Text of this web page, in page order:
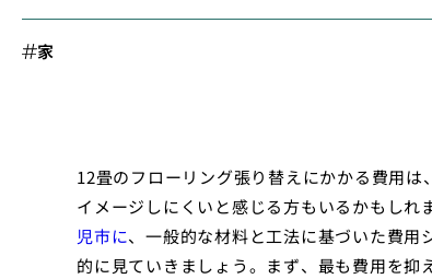
家
12畳のフローリング張り替えにかかる費用
イメージしにくいと感じる方もいるかもしれ
児市に、一般的な材料と工法に基づいた費
的に見ていきましょう。まず、最も費用を